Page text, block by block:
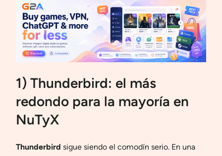
1) Thunderbird: el más
redondo para la mayoría en
NuTyX
Thunderbird sigue siendo el comodín serio. En una